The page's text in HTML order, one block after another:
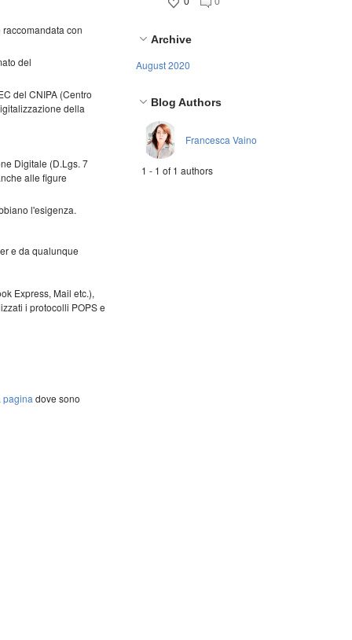
Archive
August 2020
Blog Authors
Francesca Vaino
1 - 1 of 1 authors
con
del
del CNIPA (Centro
della
Digitale (D.Lgs. 7
alle figure
l'esigenza.
e da qualunque
Express, Mail etc.),
i protocolli POPS e
pagina dove sono